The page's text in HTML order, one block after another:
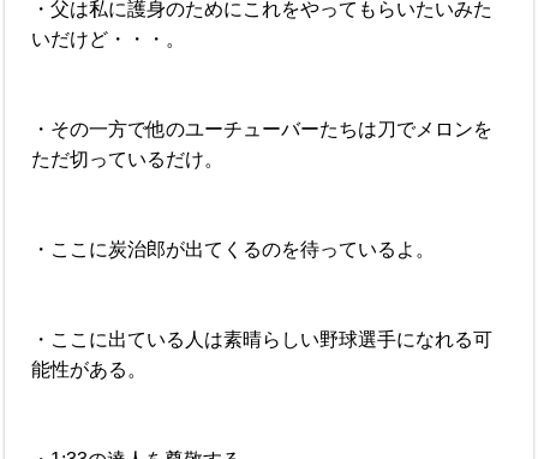
・父は私に護身のためにこれをやってもらいたいみた
いだけど・・・。
・その一方で他のユーチューバーたちは刀でメロンを
ただ切っているだけ。
・ここに炭治郎が出てくるのを待っているよ。
・ここに出ている人は素晴らしい野球選手になれる可
能性がある。